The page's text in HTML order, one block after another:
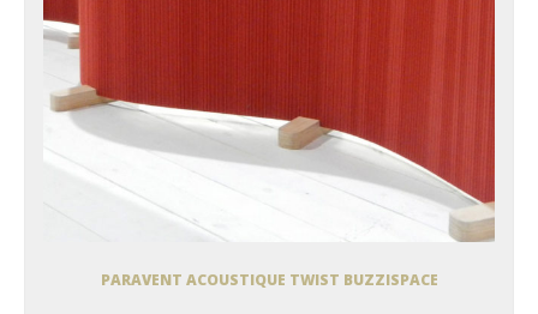
PARAVENT ACOUSTIQUE TWIST BUZZISPACE